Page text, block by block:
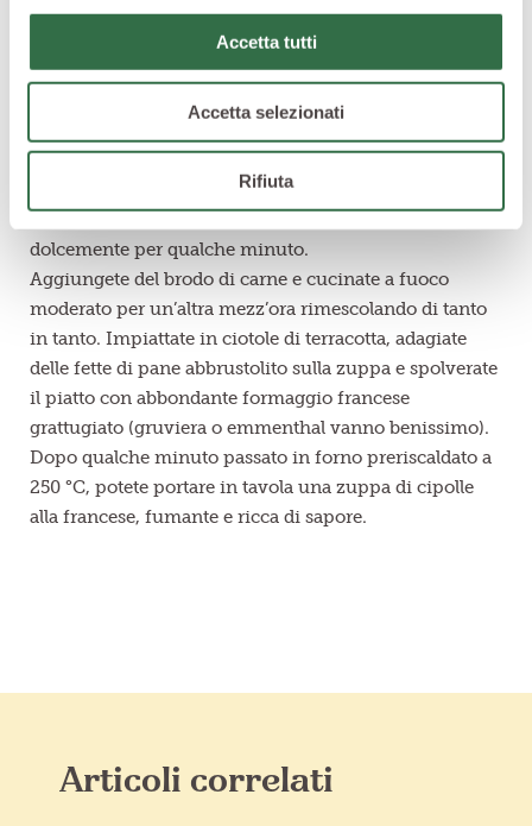
Accetta tutti
Accetta selezionati
Rifiuta
antica che nel corso dei secoli è stata modificata fino a
diventare un piatto tipico dellacucina francese
Tagliate la cipolla a rondelle e cucinatela a fuoco basso
per una decina di minuti, quindi aggiungete in pentola
stando ben attenti a non far scurire le rondelle.
Quando la cipolla inizia a prendere colore, spolveratela
dolcemente per qualche minuto.
Aggiungete del brodo di carne e cucinate a fuoco
moderato per un’altra mezz’ora rimescolando di tanto
in tanto. Impiattate in ciotole di terracotta, adagiate
delle fette di pane abbrustolito sulla zuppa e spolverate
il piatto con abbondante formaggio francese
grattugiato (gruviera o emmenthal vanno benissimo).
Dopo qualche minuto passato in forno preriscaldato a
250 °C, potete portare in tavola una zuppa di cipolle
alla francese, fumante e ricca di sapore.
Articoli correlati